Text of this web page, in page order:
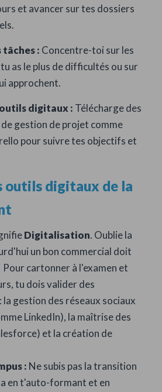
et avancer sur tes dossiers
: Concentre-toi sur les
as le plus de difficultés ou sur
approchent.
digitaux : Télécharge des
gestion de projet comme
pour suivre tes objectifs et
outils digitaux de la
Digitalisation. Oublie la
un bon commercial doit
Pour cartonner à l'examen et
tu dois valider des
la gestion des réseaux sociaux
LinkedIn), la maîtrise des
et la création de
: Ne subis pas la transition
en t'auto-formant et en